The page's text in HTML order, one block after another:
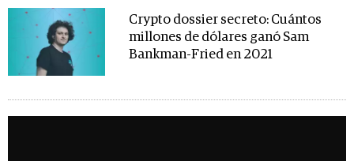
Crypto dossier secreto: Cuántos
millones de dólares ganó Sam
Bankman-Fried en 2021